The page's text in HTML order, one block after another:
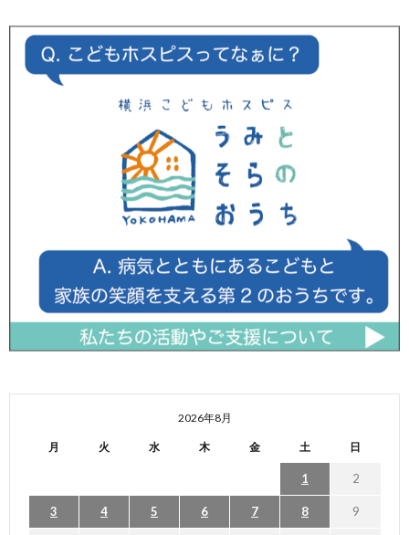
2026年8月
月 火 水 木 金 土 日
1 2
3 4 5 6 7 8 9